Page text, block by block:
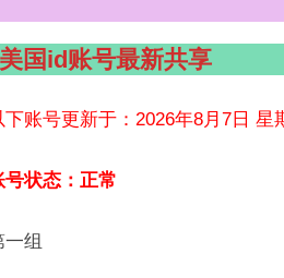
国id账号最新共享
下账号更新于：2026年8月7日 星
号状态：正常
一组